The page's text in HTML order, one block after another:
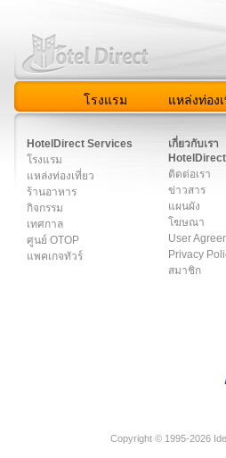
โรงแรม แหล่งท่อง
HotelDirect Services
โรงแรม
แหล่งท่องเที่ยว
ร้านอาหาร
กิจกรรม
เทศกาล
ศูนย์ OTOP
แพคเกจทัวร์
เกี่ยวกับเรา
ติดต่อเรา
ข่าวสาร
แผนผัง
โฆษณา
User
Privacy
สมาชิก
Copyright © 1995-2026